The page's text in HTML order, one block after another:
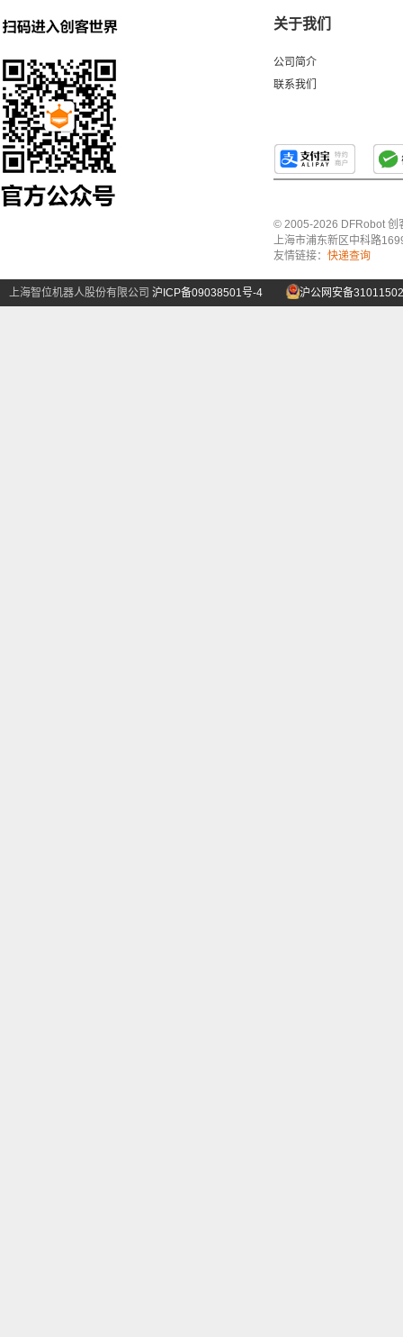
关于我们
公司简介
联系我们
© 2005-2026 DFRobot 创
上海市浦东新区中科路
友情链接： 快递查询
上海智位机器人股份有限公司 沪ICP备09038501号-4 沪公网安备